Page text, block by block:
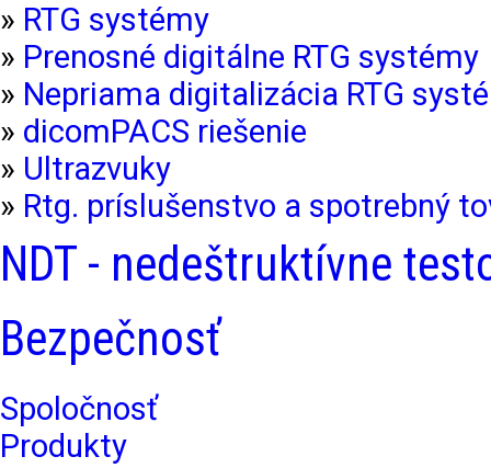
» RTG systémy
» Prenosné digitálne RTG systémy
» Nepriama digitalizácia RTG
» dicomPACS riešenie
» Ultrazvuky
» Rtg. príslušenstvo a spotrebný
NDT - nedeštruktívne
Bezpečnosť
Spoločnosť
Produkty